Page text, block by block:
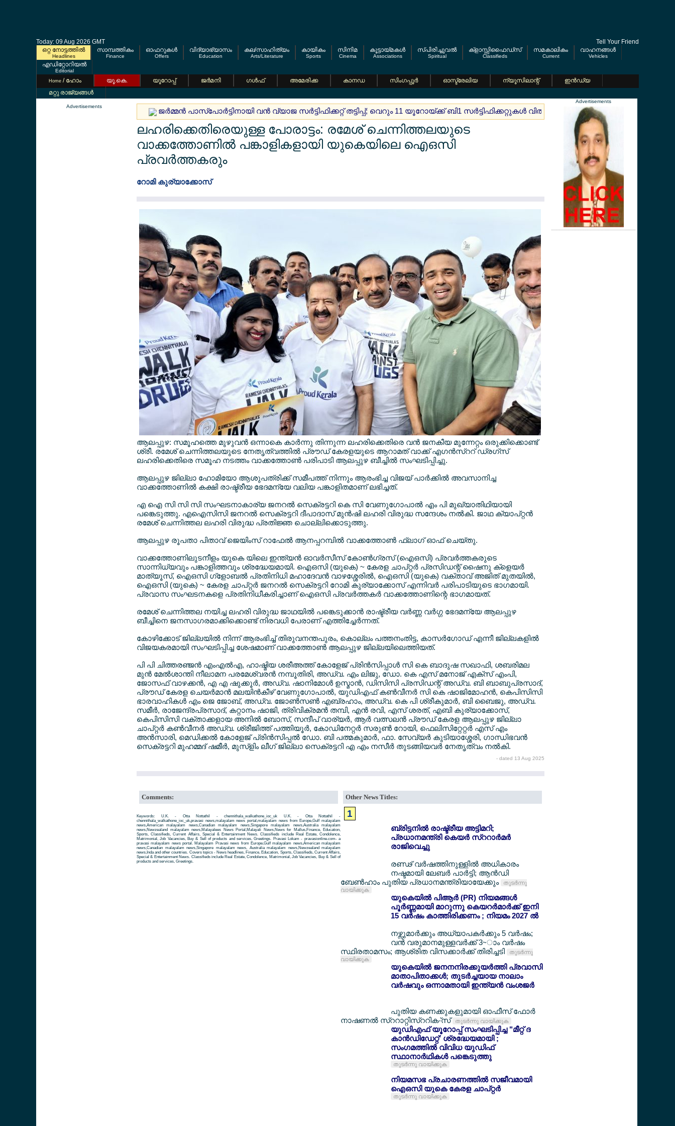
Today: 09 Aug 2026 GMT
Tell Your Friend
ഒറ്റ നോട്ടത്തില്‍
Headlines
സാമ്പത്തികം
Finance
ഓഫറുകള്‍
Offers
വിദ്യാഭ്യാസം
Education
കല/സാഹിത്യം
Arts/Literature
കായികം
Sports
സിനിമ
Cinema
കൂട്ടായ്മകള്‍
Associations
സ്പിരിച്ചുവല്‍
Spiritual
ക്ളാസ്സിഫൈഡ്സ്
Classifieds
സമകാലികം
Current
വാഹനങ്ങള്‍
Vehicles
എഡിറ്റോറിയല്‍
Editorial
Home / ഹോം യൂ.കെ. യൂറോപ്പ് ജര്‍മനി ഗള്‍ഫ് അമേരിക്ക കാനഡ സിംഗപ്പൂര്‍ ഓസ്ട്രേലിയ ന്യൂസിലാന്റ്
ഇന്‍ഡ്യ
മറ്റു രാജ്യങ്ങള്‍
Advertisements
ജര്‍മ്മന്‍ പാസ്പോര്‍ട്ടിനായി വന്‍ വ്യാജ സര്‍ട്ടിഫിക്കറ്റ് തട്ടിപ്പ്; വെറും 11 യൂറോയ്ക്ക് ബി1 സര്‍ട്ടിഫിക്കറ്റുകള്‍ വില്‍പനയ്ക്ക് ജര്‍മ്മനിയില്‍ 'മിനി
ലഹരിക്കെതിരെയുള്ള പോരാട്ടം: രമേശ് ചെന്നിത്തലയുടെ
വാക്കത്തോണില്‍ പങ്കാളികളായി യുകെയിലെ ഐഒസി
പ്രവര്‍ത്തകരും
റോമി കുര്യാക്കോസ്
ആലപ്പുഴ: സമൂഹത്തെ മുഴുവന്‍ ഒന്നാകെ കാര്‍ന്നു തിന്നുന്ന ലഹരിക്കെതിരെ വന്‍ ജനകീയ മുന്നേറ്റം ഒരുക്കിക്കൊണ്ട്
ശ്രീ. രമേശ് ചെന്നിത്തലയുടെ നേതൃത്വത്തില്‍ പ്രൗഡ് കേരളയുടെ ആറാമത് വാക്ക് എഗന്‍സ്ററ് ഡ്രഗ്സ്
ലഹരിക്കെതിരെ സമൂഹ നടത്തം വാക്കത്തോണ്‍ പരിപാടി ആലപ്പുഴ ബീച്ചില്‍ സംഘടിപ്പിച്ചു.
ആലപ്പുഴ ജില്ലാ ഹോമിയോ ആശുപത്രിക്ക് സമീപത്ത് നിന്നും ആരംഭിച്ച വിജയ് പാര്‍ക്കില്‍ അവസാനിച്ച
വാക്കത്തോണില്‍ കക്ഷി രാഷ്ട്രീയ ഭേദമന്യേ വലിയ പങ്കാളിതമാണ് ലഭിച്ചത്.
എ ഐ സി സി സി സംഘടനാകാര്യ ജനറല്‍ സെക്രട്ടറി കെ സി വേണുഗോപാല്‍ എം പി മുഖ്യാതിഥിയായി
പങ്കെടുത്തു. എഐസിസി ജനറല്‍ സെക്രട്ടറി ദീപാദാസ് മുന്‍ഷി ലഹരി വിരുദ്ധ സന്ദേശം നല്‍കി. ജാഥ ക്യാപ്റ്റന്‍
രമേശ് ചെന്നിത്തല ലഹരി വിരുദ്ധ പ്രതിജ്ഞ ചൊല്ലിക്കൊടുത്തു.
ആലപ്പുഴ രൂപതാ പിതാവ് ജെയിംസ് റാഫേല്‍ ആനപ്പറമ്പില്‍ വാക്കത്തോണ്‍ ഫ്ലാഗ് ഓഫ് ചെയ്തു.
വാക്കത്തോണിലുടനീളം യുകെ യിലെ ഇന്ത്യന്‍ ഓവര്‍സീസ് കോണ്‍ഗ്രസ് (ഐഒസി) പ്രവര്‍ത്തകരുടെ
സാന്നിധ്യവും പങ്കാളിത്തവും ശ്രദ്ധേയമായി. ഐഒസി (യുകെ) ~ കേരള ചാപ്റ്റര്‍ പ്രസിഡന്റ് ഷൈനു ക്ളെയര്‍
മാത്യൂസ്, ഐഒസി ഗ്ളോബല്‍ പ്രതിനിധി മഹാദേവന്‍ വാഴശ്ശേരില്‍, ഐഒസി (യുകെ) വക്താവ് അജിത് മുതയില്‍,
ഐഒസി (യുകെ) ~ കേരള ചാപ്റ്റര്‍ ജനറല്‍ സെക്രട്ടറി റോമി കുര്യാക്കോസ് എന്നിവര്‍ പരിപാടിയുടെ ഭാഗമായി.
പ്രവാസ സംഘടനകളെ പ്രതിനിധീകരിച്ചാണ് ഐഒസി പ്രവര്‍ത്തകര്‍ വാക്കത്തോണിന്റെ ഭാഗമായത്.
രമേശ് ചെന്നിത്തല നയിച്ച ലഹരി വിരുദ്ധ ജാഥയില്‍ പങ്കെടുക്കാന്‍ രാഷ്ട്രീയ വര്‍ണ്ണ വര്‍ഗ്ഗ ഭേദമന്യേ ആലപ്പുഴ
ബീച്ചിനെ ജനസാഗരമാക്കിക്കൊണ്ട് നിരവധി പേരാണ് എത്തിച്ചേര്‍ന്നത്.
കോഴിക്കോട് ജില്ലയില്‍ നിന്ന് ആരംഭിച്ച് തിരുവനന്തപുരം, കൊല്ലം പത്തനംതിട്ട, കാസര്‍ഗോഡ് എന്നീ ജില്ലകളില്‍
വിജയകരമായി സംഘടിപ്പിച്ച ശേഷമാണ് വാക്കത്തോണ്‍ ആലപ്പുഴ ജില്ലയിലെത്തിയത്.
പി പി ചിത്തരഞ്ജന്‍ എംഎല്‍എ, ഹാഷ്മിയ ശരീഅത്ത് കോളേജ് പ്രിന്‍സിപ്പാള്‍ സി കെ ബാദുഷ സഖാഫി, ശബരിമല
മുന്‍ മേല്‍ശാന്തി നീലാമന പരമേശ്വരന്‍ നമ്പൂതിരി, അഡ്വ. എം ലിജു, ഡോ. കെ എസ് മനോജ് എക്സ് എംപി,
ജോസഫ് വാഴക്കന്‍, എ എ ഷുക്കൂര്‍, അഡ്വ. ഷാനിമോള്‍ ഉസ്മാന്‍, ഡിസിസി പ്രസിഡന്റ് അഡ്വ. ബി ബാബുപ്രസാദ്,
പ്രൗഡ് കേരള ചെയര്‍മാന്‍ മലയിന്‍കീഴ് വേണുഗോപാല്‍, യുഡിഎഫ് കണ്‍വീനര്‍ സി കെ ഷാജിമോഹന്‍, കെപിസിസി
ഭാരവാഹികള്‍ എം ജെ ജോബ്, അഡ്വ. ജോണ്‍സണ്‍ എബ്രഹാം, അഡ്വ. കെ പി ശ്രീകുമാര്‍, ബി ബൈജു, അഡ്വ.
സമീര്‍, രാജേന്ദ്രപ്രസാദ്, കറ്റാനം ഷാജി, ത്രിവിക്രമന്‍ തമ്പി, എന്‍ രവി, എസ് ശരത്, എബി കുര്യാക്കോസ്,
കെപിസിസി വക്താക്കളായ അനില്‍ ബോസ്, സന്ദീപ് വാര്യര്‍, ആര്‍ വത്സലന്‍ പ്രൗഡ് കേരള ആലപ്പുഴ ജില്ലാ
ചാപ്റ്റര്‍ കണ്‍വീനര്‍ അഡ്വ. ശ്രീജിത്ത് പത്തിയൂര്‍, കോഡിനേറ്റര്‍ സരുണ്‍ റോയി, ഫെലിസിറ്റേറ്റര്‍ എസ് എം
അന്‍സാരി, മെഡിക്കല്‍ കോളേജ് പ്രിന്‍സിപ്പല്‍ ഡോ. ബി പത്മകുമാര്‍, ഫാ. സേവ്യര്‍ കുടിയാശ്ശേരി, ഗാന്ധിഭവന്‍
സെക്രട്ടറി മുഹമ്മദ് ഷമീര്‍, മുസ്ളിം ലീഗ് ജില്ലാ സെക്രട്ടറി എ എം നസീര്‍ തുടങ്ങിയവര്‍ നേതൃത്വം നല്‍കി.
- dated 13 Aug 2025
Comments:
Keywords: U.K. - Otta Nottathil - chennithala_walkathone_ioc_uk U.K. - Otta Nottathil -
chennithala_walkathone_ioc_uk,pravasi news,malayalam news portal,malayalam news from Europe,Gulf malayalam
news,American malayalam news,Canadian malayalam news,Singapore malayalam news,Australia malayalam
news,Newzealand malayalam news,Malayalees News Portal,Malayali News,News for Mallus,Finance, Education,
Sports, Classifieds, Current Affairs, Special & Entertainment News. Classifieds include Real Estate, Condolence,
Matrimonial, Job Vacancies, Buy & Sell of products and services, Greetings. Pravasi Lokam - pravasionline.com- a
pravasi malayalam news portal. Malayalam Pravasi news from Europe,Gulf malayalam news,American malayalam
news,Canadian malayalam news,Singapore malayalam news, Australia malayalam news,Newzealand malayalam
news,Inda and other countries. Covers topics - News headlines, Finance, Education, Sports, Classifieds, Current Affairs,
Special & Entertainment News. Classifieds include Real Estate, Condolence, Matrimonial, Job Vacancies, Buy & Sell of
products and services, Greetings.
Other News Titles:
1
ബ്രിട്ടനില്‍ രാഷ്ട്രീയ അട്ടിമറി;
പ്രധാനമന്ത്രി കെയര്‍ സ്ററാര്‍മര്‍
രാജിവെച്ചു
രണ്ഢ് വര്‍ഷത്തിനുള്ളില്‍ അധികാരം
നഷ്ടമായി ലേബര്‍ പാര്‍ട്ടി; ആന്‍ഡി
ബേണ്‍ഹാം പുതിയ പ്രധാനമന്ത്രിയായേക്കും
തുടര്‍ന്നു
വായിക്കുക
യുകെയില്‍ പിആര്‍ (PR) നിയമങ്ങള്‍
പൂര്‍ണ്ണമായി മാറുന്നു കെയറര്‍മാര്‍ക്ക് ഇനി
15 വര്‍ഷം കാത്തിരിക്കണം ; നിയമം 2027 ല്‍
നഴ്സുമാര്‍ക്കും അധ്യാപകര്‍ക്കും 5 വര്‍ഷം;
വന്‍ വരുമാനമുള്ളവര്‍ക്ക് 3~ാം വര്‍ഷം
സ്ഥിരതാമസം; ആശ്രിത വിസക്കാര്‍ക്ക് തിരിച്ചടി
തുടര്‍ന്നു
വായിക്കുക
യുകെയില്‍ ജനനനിരക്കുയര്‍ത്തി പ്രവാസി
മാതാപിതാക്കള്‍; തുടര്‍ച്ചയായ നാലാം
വര്‍ഷവും ഒന്നാമതായി ഇന്ത്യന്‍ വംശജര്‍
പുതിയ കണക്കുകളുമായി ഓഫീസ് ഫോര്‍
നാഷണല്‍ സ്ററാറ്റിസ്ററിക-്സ് തുടര്‍ന്നു വായിക്കുക
യുഡിഎഫ് യൂറോപ്പ് സംഘടിപ്പിച്ച "മീറ്റ് ദ
കാന്‍ഡിഡേറ്റ്' ശ്രദ്ധേയമായി ;
സംഗമത്തില്‍ വിവിധ യുഡിഫ്
സ്ഥാനാര്‍ഥികള്‍ പങ്കെടുത്തു
തുടര്‍ന്നു വായിക്കുക
നിയമസഭ പ്രചാരണത്തില്‍ സജീവമായി
ഐഒസി യുകെ കേരള ചാപ്റ്റര്‍
തുടര്‍ന്നു വായിക്കുക
Advertisements